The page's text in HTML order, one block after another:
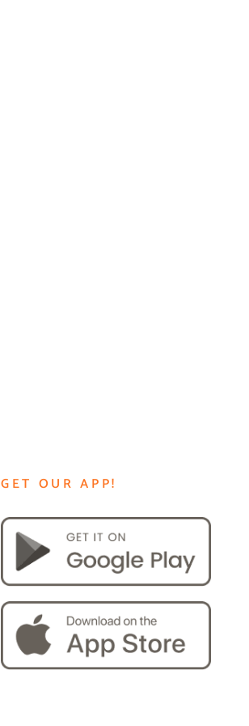
GET OUR APP!